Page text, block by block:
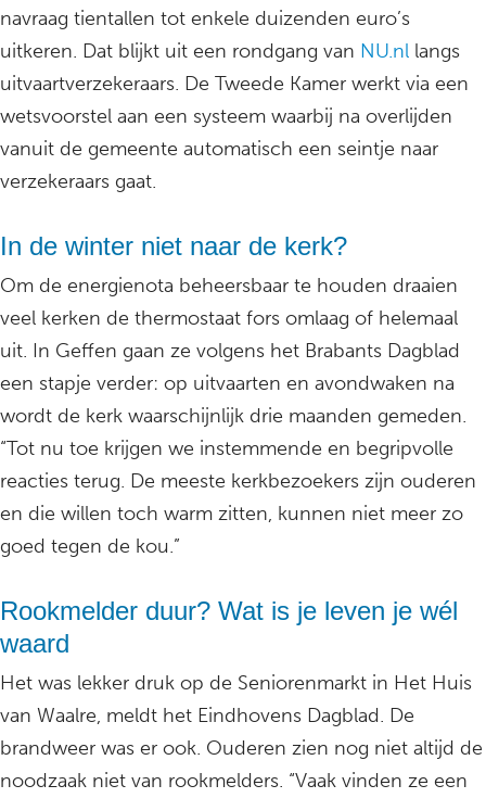
navraag tientallen tot enkele duizenden euro’s
uitkeren. Dat blijkt uit een rondgang van NU.nl langs
uitvaartverzekeraars. De Tweede Kamer werkt via een
wetsvoorstel aan een systeem waarbij na overlijden
vanuit de gemeente automatisch een seintje naar
verzekeraars gaat.
In de winter niet naar de kerk?
Om de energienota beheersbaar te houden draaien
veel kerken de thermostaat fors omlaag of helemaal
uit. In Geffen gaan ze volgens het Brabants Dagblad
een stapje verder: op uitvaarten en avondwaken na
wordt de kerk waarschijnlijk drie maanden gemeden.
“Tot nu toe krijgen we instemmende en begripvolle
reacties terug. De meeste kerkbezoekers zijn ouderen
en die willen toch warm zitten, kunnen niet meer zo
goed tegen de kou.”
Rookmelder duur? Wat is je leven je wél
waard
Het was lekker druk op de Seniorenmarkt in Het Huis
van Waalre, meldt het Eindhovens Dagblad. De
brandweer was er ook. Ouderen zien nog niet altijd de
noodzaak niet van rookmelders. “Vaak vinden ze een